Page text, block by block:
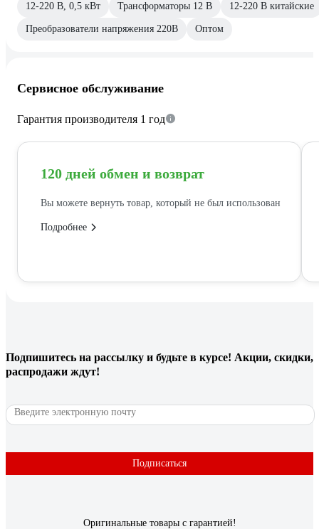
12-220 В, 0,5 кВт Трансформаторы 12 В 12-220 В китайские
Преобразователи напряжения 220В Оптом
Сервисное обслуживание
Гарантия производителя 1 год
120 дней обмен и возврат
Вы можете вернуть товар, который не был использован
Подробнее
Подпишитесь на рассылку и будьте в курсе! Акции, скидки,
распродажи ждут!
Подписаться
Оригинальные товары с гарантией!